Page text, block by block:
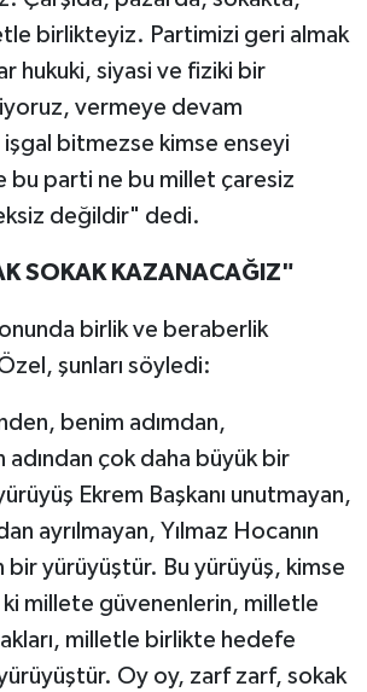
birlikteyiz. Partimizi geri almak
hukuki, siyasi ve fiziki bir
vermeye devam
bitmezse kimse enseyi
bu parti ne bu millet çaresiz
değildir" dedi.
SOKAK KAZANACAĞIZ"
birlik ve beraberlik
şunları söyledi:
benim adımdan,
adından çok daha büyük bir
Ekrem Başkanı unutmayan,
ayrılmayan, Yılmaz Hocanın
bir yürüyüştür. Bu yürüyüş, kimse
millete güvenenlerin, milletle
milletle birlikte hedefe
Oy oy, zarf zarf, sokak